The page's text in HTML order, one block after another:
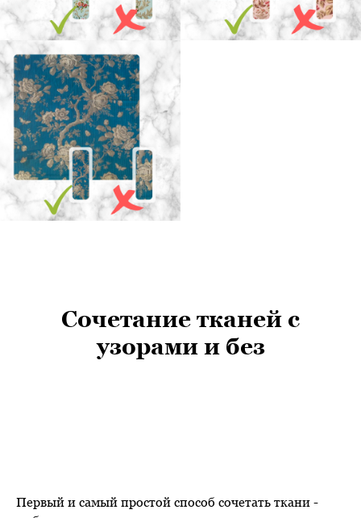
Сочетание тканей с
узорами и без
Первый и самый простой способ сочетать ткани -